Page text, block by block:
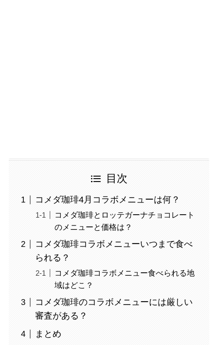
目次
コメダ珈琲4月コラボメニューは何？
コメダ珈琲とロッテガーナチョコレート
のメニューと価格は？
コメダ珈琲コラボメニューいつまで食べ
られる？
コメダ珈琲コラボメニュー食べられる地
域はどこ？
コメダ珈琲のコラボメニューには厳しい
審査がある？
まとめ